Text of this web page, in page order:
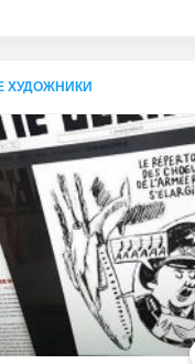
ХУДОЖНИКИ